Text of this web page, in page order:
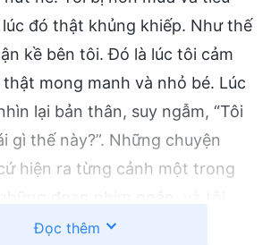
đó thật khủng khiếp. Như thế
kề bên tôi. Đó là lúc tôi cảm
mong manh và nhỏ bé. Lúc
lại bản thân, suy ngẫm, “Tôi
gì thế này?”. Những chuyện
hiện ra từng cảnh một trong
tôi cũng đau đầu nghĩ cách
Đọc thêm